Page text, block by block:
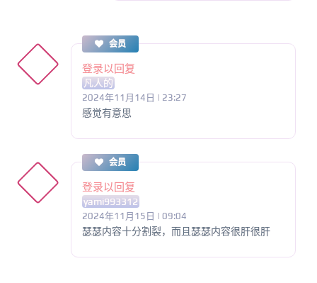
会员
登录以回复
凡人的
2024年11月14日 | 23:27
感觉有意思
会员
登录以回复
yami993312
2024年11月15日 | 09:04
瑟瑟内容十分割裂，而且瑟瑟内容很肝很肝